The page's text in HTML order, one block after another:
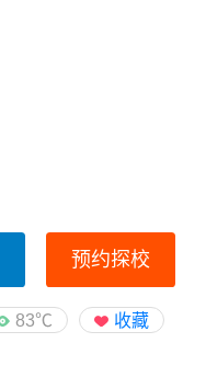
预约探校
83℃ 收藏